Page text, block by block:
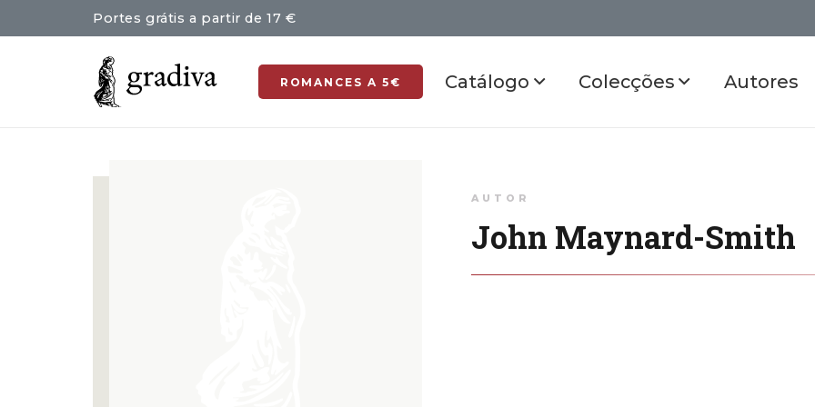
Portes grátis a partir de 17 €
ROMANCES A 5€ Catálogo Colecções Autores
AUTOR
John Maynard-Smith